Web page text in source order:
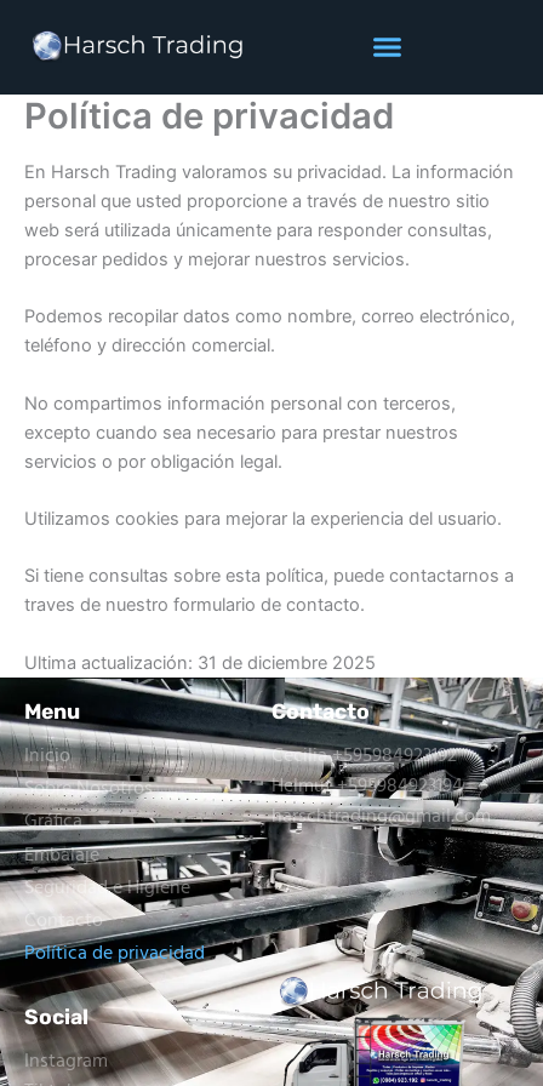
Política de privacidad
En Harsch Trading valoramos su privacidad. La información
personal que usted proporcione a través de nuestro sitio
web será utilizada únicamente para responder consultas,
procesar pedidos y mejorar nuestros servicios.
Podemos recopilar datos como nombre, correo electrónico,
teléfono y dirección comercial.
No compartimos información personal con terceros,
excepto cuando sea necesario para prestar nuestros
servicios o por obligación legal.
Utilizamos cookies para mejorar la experiencia del usuario.
Si tiene consultas sobre esta política, puede contactarnos a
traves de nuestro formulario de contacto.
Ultima actualización: 31 de diciembre 2025
Menu
Inicio
Sobre Nosotros
Gráfica
Embalaje
Seguridad e Higiene
Contacto
Política de privacidad
Contacto
Cecilia +595984923192
Helmut +595984923194
harschtrading@gmail.com
Social
Instagram